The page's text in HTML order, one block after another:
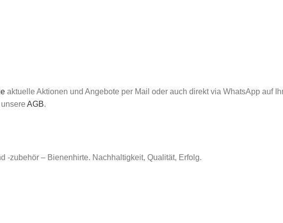
aktuelle Aktionen und Angebote per Mail oder auch direkt via WhatsApp auf
unsereAGB.
-zubehör – Bienenhirte. Nachhaltigkeit, Qualität, Erfolg.